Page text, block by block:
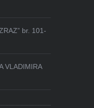
br. 101-
VLADIMIRA